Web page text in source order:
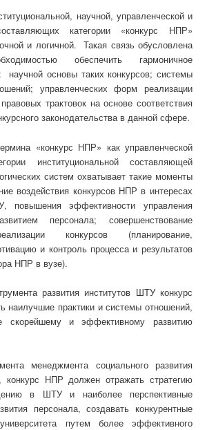
научной, управленческой и
категории «конкурс НПР»
и логичной. Такая связь обусловлена
обеспечить гармоничное
научной основы таких конкурсов; системы
управленческих форм реализации
трактовок на основе соответствия
законодательства в данной сфере.
«конкурс НПР» как управленческой
институциональной составляющей
систем охватывает такие моменты
воздействия конкурсов НПР в интересах
повышения эффективности управления
персонала; совершенствование
конкурсов (планирование,
и контроль процесса и результатов
НПР в вузе).
развития институтов ШТУ конкурс
наилучшие практики и системы отношений,
скорейшему и эффективному развитию
менеджмента социального развития
конкурс НПР должен отражать стратегию
в ШТУ и наиболее перспективные
персонала, создавать конкурентные
путем более эффективного